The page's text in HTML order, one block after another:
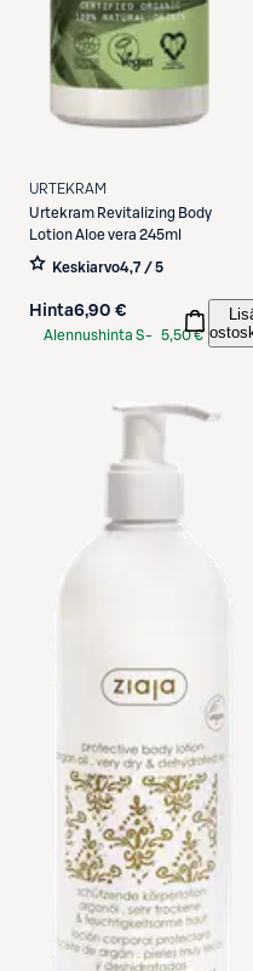
URTEKRAM
Urtekram Revitalizing Body
Lotion Aloe vera 245ml
Keskiarvo4,7 / 5
Hinta6,90 €
Alennushinta S- 5,50 €